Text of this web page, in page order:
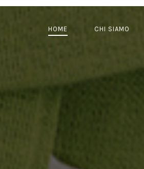
NAVIGAZIONE
HOME CHI SIAMO